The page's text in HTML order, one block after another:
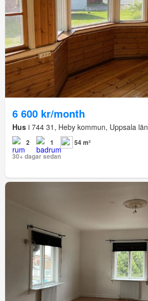
6 600 kr/month
Hus i 744 31, Heby kommun, Uppsala län
2 1
54 m²
30+ dagar sedan